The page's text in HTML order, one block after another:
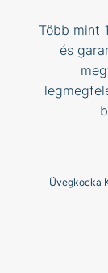
Több mint
és
Üvegkocka